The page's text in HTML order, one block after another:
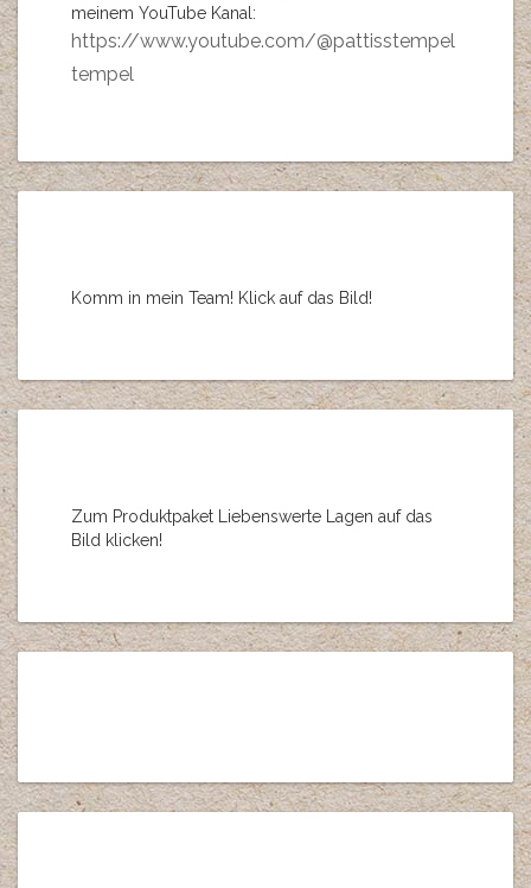
meinem YouTube Kanal:
https://www.youtube.com/@pattisstempel
tempel
Komm in mein Team! Klick auf das Bild!
Zum Produktpaket Liebenswerte Lagen auf das
Bild klicken!